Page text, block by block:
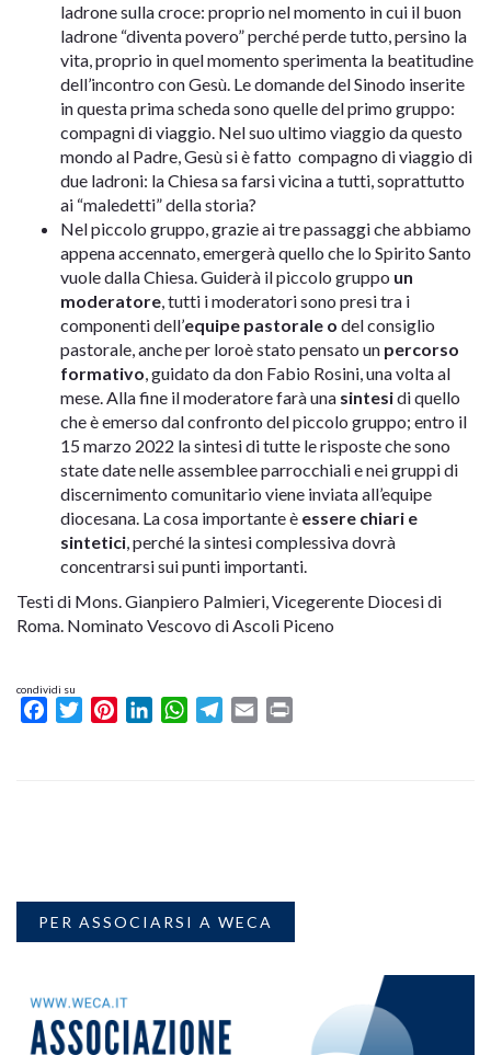
ladrone sulla croce: proprio nel momento in cui il buon
ladrone “diventa povero” perché perde tutto, persino la
vita, proprio in quel momento sperimenta la beatitudine
dell’incontro con Gesù. Le domande del Sinodo inserite
in questa prima scheda sono quelle del primo gruppo:
compagni di viaggio. Nel suo ultimo viaggio da questo
mondo al Padre, Gesù si è fatto compagno di viaggio di
due ladroni: la Chiesa sa farsi vicina a tutti, soprattutto
ai “maledetti” della storia?
Nel piccolo gruppo, grazie ai tre passaggi che abbiamo
appena accennato, emergerà quello che lo Spirito Santo
vuole dalla Chiesa. Guiderà il piccolo gruppo un
moderatore, tutti i moderatori sono presi tra i
componenti dell’equipe pastorale o del consiglio
pastorale, anche per loroè stato pensato un percorso
formativo, guidato da don Fabio Rosini, una volta al
mese. Alla fine il moderatore farà una sintesidi quello
che è emerso dal confronto del piccolo gruppo; entro il
15 marzo 2022 la sintesi di tutte le risposte che sono
state date nelle assemblee parrocchiali e nei gruppi di
discernimento comunitario viene inviata all’equipe
diocesana. La cosa importante è essere chiari e
sintetici, perché la sintesi complessiva dovrà
concentrarsi sui punti importanti.
Testi di Mons. Gianpiero Palmieri, Vicegerente Diocesi di
Roma. Nominato Vescovo di Ascoli Piceno
condividi su
FacebookTwitterPinterestLinkedInWhatsAppTelegram
Email
PER ASSOCIARSI A WECA